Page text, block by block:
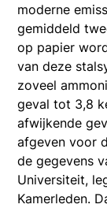
moderne
gemiddeld
op papier
van deze
zoveel
geval tot 3,8
afwijkende
afgeven voor
de gegevens
Universiteit,
Kamerleden.